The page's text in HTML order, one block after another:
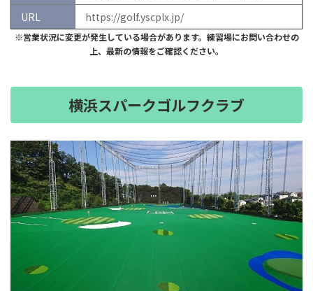
URL
https://golf.yscplx.jp/
※営業状況に変更が発生している場合があります。練習場にお問い合わせの
上、最新の情報をご確認ください。
横浜スパークゴルフクラブ